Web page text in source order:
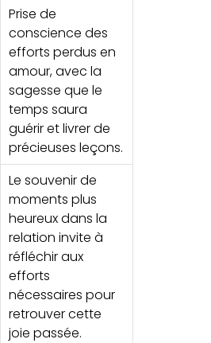
Prise de
conscience des
efforts perdus en
amour, avec la
sagesse que le
temps saura
guérir et livrer de
précieuses leçons.
Le souvenir de
moments plus
heureux dans la
relation invite à
réfléchir aux
efforts
nécessaires pour
retrouver cette
joie passée.